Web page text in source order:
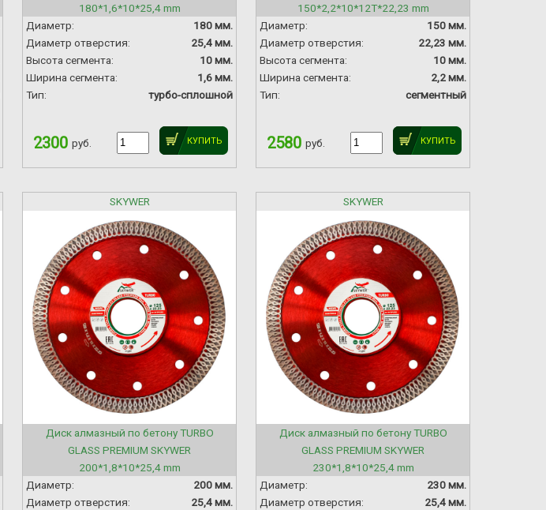
180*1,6*10*25,4 mm
Диаметр:
180 мм.
Диаметр отверстия:
25,4 мм.
Высота сегмента:
10 мм.
Ширина сегмента:
1,6 мм.
Тип:
турбо-сплошной
2300 руб. КУПИТЬ
150*2,2*10*12T*22,23 mm
Диаметр:
150 мм.
Диаметр отверстия:
22,23 мм.
Высота сегмента:
10 мм.
Ширина сегмента:
2,2 мм.
Тип:
сегментный
2580 руб. КУПИТЬ
SKYWER
Диск алмазный по бетону TURBO
GLASS PREMIUM SKYWER
200*1,8*10*25,4 mm
Диаметр:
200 мм.
Диаметр отверстия:
25,4 мм.
SKYWER
Диск алмазный по бетону TURBO
GLASS PREMIUM SKYWER
230*1,8*10*25,4 mm
Диаметр:
230 мм.
Диаметр отверстия:
25,4 мм.